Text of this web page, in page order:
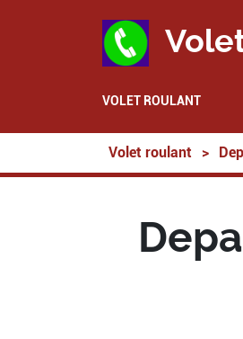
VOLET ROULANT
Volet roulant >